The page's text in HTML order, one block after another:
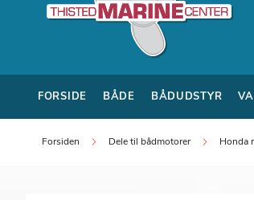
FORSIDE BÅDE BÅDUDSTYR
Forsiden Dele til bådmotorer Honda